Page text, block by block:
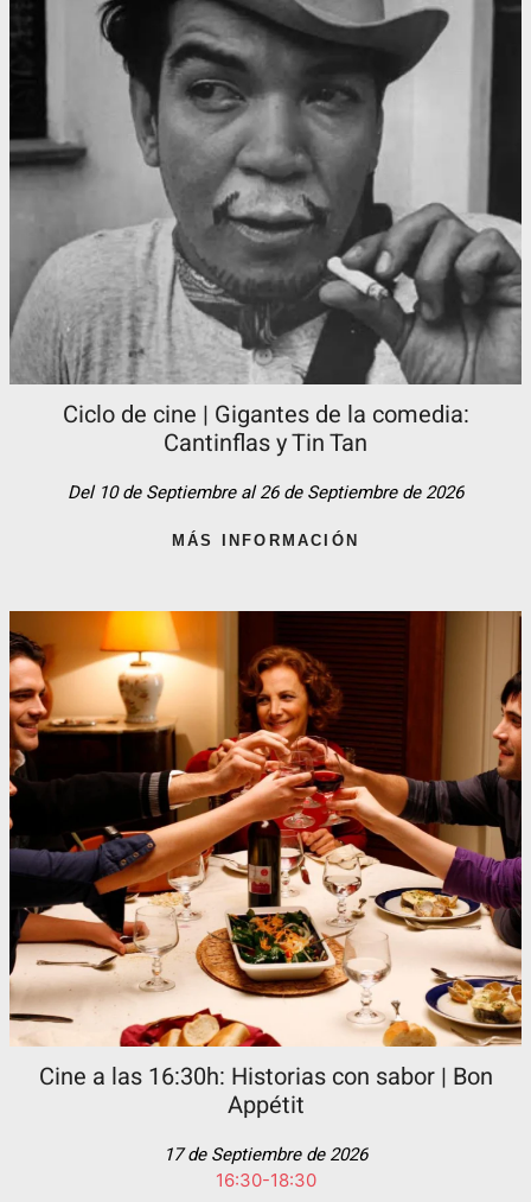
Ciclo de cine | Gigantes de la comedia:
Cantinflas y Tin Tan​
Del 10 de Septiembre al 26 de Septiembre de 2026
MÁS INFORMACIÓN
Cine a las 16:30h: Historias con sabor | Bon
Appétit
17 de Septiembre de 2026
16:30-18:30